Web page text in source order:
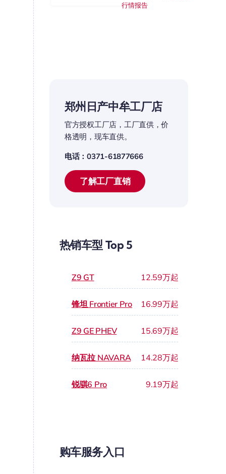
行情报告
郑州日产中牟工厂店
官方授权工厂店，工厂直供，价
格透明，现车直供。
电话：0371-61877666
了解工厂直销
热销车型 Top 5
Z9 GT 12.59万起
锋坦 Frontier Pro 16.99万起
Z9 GE PHEV 15.69万起
纳瓦拉 NAVARA 14.28万起
锐骐6 Pro 9.19万起
购车服务入口